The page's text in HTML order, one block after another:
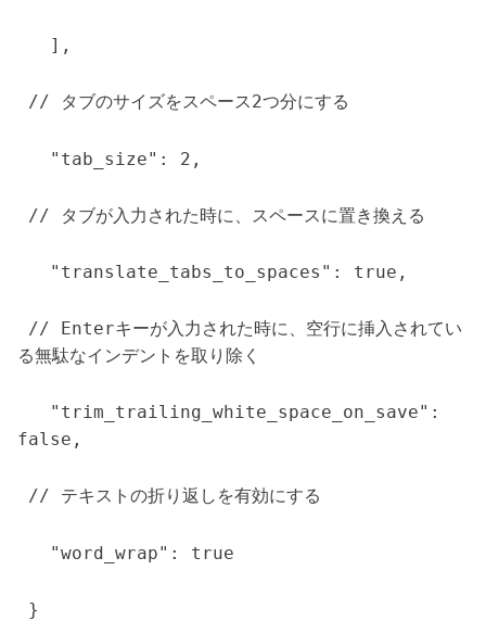
],
// タブのサイズをスペース2つ分にする
"tab_size": 2,
// タブが入力された時に、スペースに置き換える
"translate_tabs_to_spaces": true,
// Enterキーが入力された時に、空行に挿入されてい
る無駄なインデントを取り除く
"trim_trailing_white_space_on_save":
false,
// テキストの折り返しを有効にする
"word_wrap": true
}